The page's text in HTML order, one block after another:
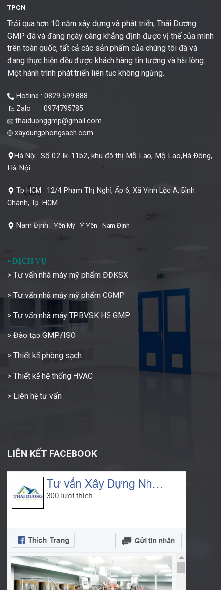
TPCN
Trải qua hơn 10 năm xây dựng và phát triển, Thái Dương
GMP đã và đang ngày càng khẳng định được vị thế của mình
trên toàn quốc, tất cả các sản phẩm của chúng tôi đã và
đang thực hiện đều được khách hàng tin tưởng và hài lòng.
Một hành trình phát triển liên tục không ngừng.
Hotline : 0829 599 888
Zalo : 0974795785
thaiduonggmp@gmail.com
xaydungphongsach.com
Hà Nội : Số 02 lk-11b2, khu đô thị Mỗ Lao, Mộ Lao,Hà Đông,
Hà Nội.
Tp HCM : 12/4 Phạm Thị Nghỉ, Ấp 6, Xã Vĩnh Lộc A, Bình
Chánh, Tp. HCM
Nam Định : Yên Mỹ - Ý Yên - Nam Định
• DỊCH VỤ
> Tư vấn nhà máy mỹ phẩm ĐĐKSX
> Tư vấn nhà máy mỹ phẩm CGMP
> Tư vấn nhà máy TPBVSK HS GMP
> Đào tạo GMP/ISO
> Thiết kế phòng sạch
> Thiết kế hệ thống HVAC
> Liên hệ tư vấn
LIÊN KẾT FACEBOOK